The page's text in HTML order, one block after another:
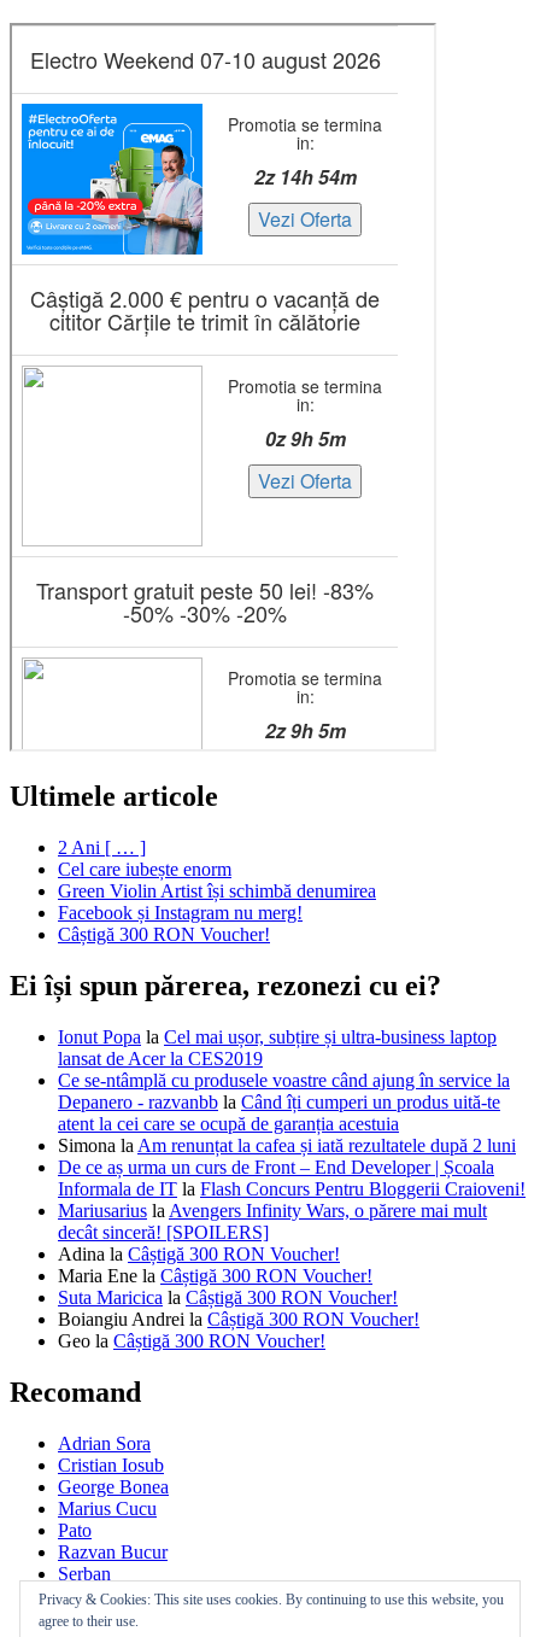
Ultimele articole
2 Ani [ … ]
Cel care iubește enorm
Green Violin Artist își schimbă denumirea
Facebook și Instagram nu merg!
Câștigă 300 RON Voucher!
Ei își spun părerea, rezonezi cu ei?
Ionut Popa la Cel mai ușor, subțire și ultra-business laptop
lansat de Acer la CES2019
Ce se-ntâmplă cu produsele voastre când ajung în service la
Depanero - razvanbb la Când îți cumperi un produs uită-te
atent la cei care se ocupă de garanția acestuia
Simona la Am renunțat la cafea și iată rezultatele după 2 luni
De ce aș urma un curs de Front – End Developer | Școala
Informala de IT la Flash Concurs Pentru Bloggerii Craioveni!
Mariusarius la Avengers Infinity Wars, o părere mai mult
decât sinceră! [SPOILERS]
Adina la Câștigă 300 RON Voucher!
Maria Ene la Câștigă 300 RON Voucher!
Suta Maricica la Câștigă 300 RON Voucher!
Boiangiu Andrei la Câștigă 300 RON Voucher!
Geo la Câștigă 300 RON Voucher!
Recomand
Adrian Sora
Cristian Iosub
George Bonea
Marius Cucu
Pato
Razvan Bucur
Serban
Xaara Novack
Privacy & Cookies: This site uses cookies. By continuing to use this website, you
agree to their use.